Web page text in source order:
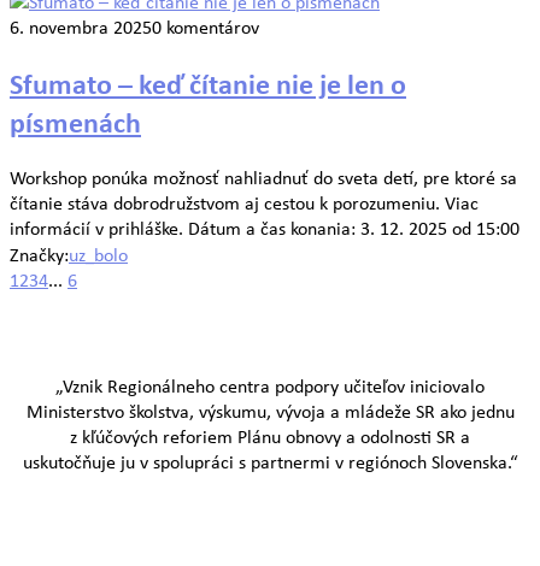
6. novembra 20250 komentárov
Sfumato – keď čítanie nie je len o
písmenách
Workshop ponúka možnosť nahliadnuť do sveta detí, pre ktoré sa
čítanie stáva dobrodružstvom aj cestou k porozumeniu. Viac
informácií v prihláške. Dátum a čas konania: 3. 12. 2025 od 15:00
Značky:uz_bolo
1234... 6
„Vznik Regionálneho centra podpory učiteľov iniciovalo
Ministerstvo školstva, výskumu, vývoja a mládeže SR ako jednu
z kľúčových reforiem Plánu obnovy a odolnosti SR a
uskutočňuje ju v spolupráci s partnermi v regiónoch Slovenska.“